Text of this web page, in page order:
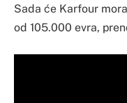
Sada će Karfour
od 105.000 evra,